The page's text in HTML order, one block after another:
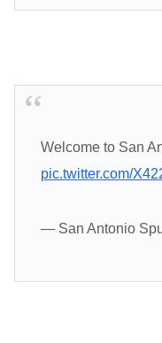
Welcome to San
pic.twitter.com/
— San Antonio